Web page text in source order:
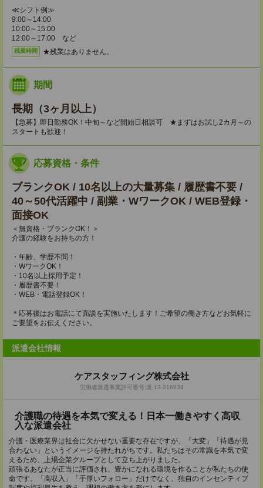
≪シフト例≫
9:00～14:00
10:00～15:00
12:00～17:00 など
残業時間 ★残業はありません。
期間
長期（3ヶ月以上）
【急募】即日勤務OK！中旬～など開始日相談可 ★まずはお試し2カ月～の
スタートも歓迎！
応募資格・条件
ブランクOK / 10名以上の大量募集 / 履歴書不要 /
40～50代活躍中 / 副業・WワークOK / WEB登録・
面接OK
＜無資格・ブランクOK！＞
介護の経験をお持ちの方！
・年齢、学歴不問！
・WワークOK！
・10名以上採用予定！
・履歴書不要！
・WEB・電話登録OK！
＊応募後はお電話にて面談を実施いたします！ご希望の働き方などお気軽に
ご要望をお伝えください。
派遣会社情報
ケアスタッフィング株式会社
労働者派遣事業許可番号:派 13-316934
介護職の待遇を本気で変える！日本一働きやすく高収
入な派遣会社
介護・医療業界は社会に欠かせない重要な存在ですが、「大変」「待遇が見
合わない」というイメージを持たれがちです。私たちはその常識を本気で変
えるため、上場企業グループとして立ち上がりました。
頑張るあなたが正当に評価され、豊かになれる環境を作ることが私たちの使
命です。「高収入」「手厚いフォロー」だけでなく、独自のインセンティブ